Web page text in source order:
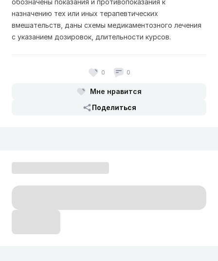
обозначены показания и противопоказания к
назначению тех или иных терапевтических
вмешательств, даны схемы медикаментозного лечения
с указанием дозировок, длительности курсов.
0 0
Мне нравится
Поделиться